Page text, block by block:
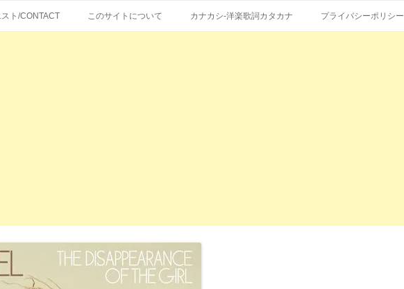
洋楽歌詞の和訳、英語の意味、読み方
ン
ン
スト/CONTACT このサイトについて カナカシ-洋楽歌詞カタカナ プライバシーポリシー